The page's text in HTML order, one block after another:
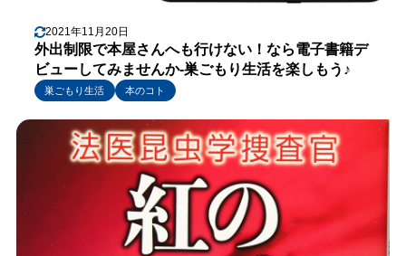
2021年11月20日
外出制限で本屋さんへも行けない！なら電子書籍デ
ビューしてみませんか-巣ごもり生活を楽しもう♪
巣ごもり生活 本のコト